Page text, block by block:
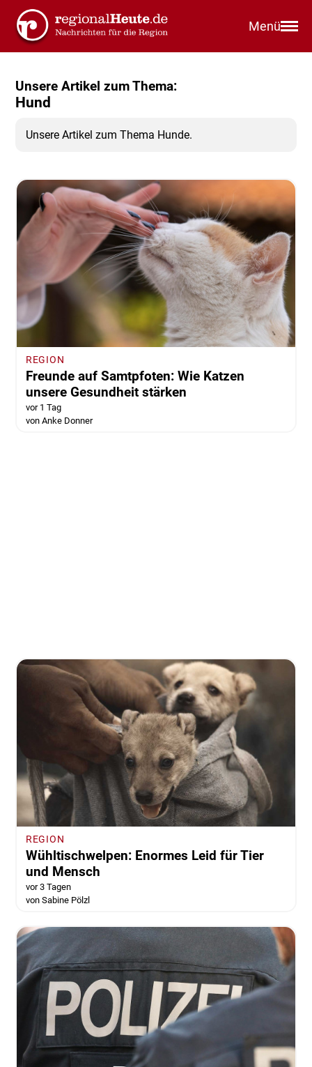
Menü
Unsere Artikel zum Thema:
Hund
Unsere Artikel zum Thema Hunde.
REGION
Freunde auf Samtpfoten: Wie Katzen
unsere Gesundheit stärken
vor 1 Tag
von Anke Donner
REGION
Wühltischwelpen: Enormes Leid für Tier
und Mensch
vor 3 Tagen
von Sabine Pölzl